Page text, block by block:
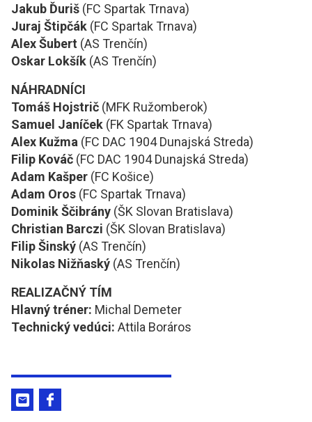
Jakub Ďuriš (FC Spartak Trnava)
Juraj Štipčák (FC Spartak Trnava)
Alex Šubert (AS Trenčín)
Oskar Lokšík (AS Trenčín)
NÁHRADNÍCI
Tomáš Hojstrič (MFK Ružomberok)
Samuel Janíček (FK Spartak Trnava)
Alex Kužma (FC DAC 1904 Dunajská Streda)
Filip Kováč (FC DAC 1904 Dunajská Streda)
Adam Kašper (FC Košice)
Adam Oros (FC Spartak Trnava)
Dominik Ščibrány (ŠK Slovan Bratislava)
Christian Barczi (ŠK Slovan Bratislava)
Filip Šinský (AS Trenčín)
Nikolas Nižňaský (AS Trenčín)
REALIZAČNÝ TÍM
Hlavný tréner: Michal Demeter
Technický vedúci: Attila Boráros